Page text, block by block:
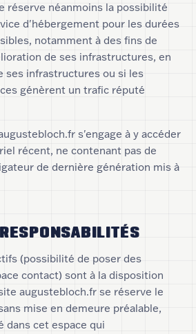
réserve néanmoins la possibilité
d'hébergement pour les durées
notamment à des fins de
de ses infrastructures, en
ses infrastructures ou si les
génèrent un trafic réputé
s'engage à y accéder
récent, ne contenant pas de
de dernière génération mis à
(possibilité de poser des
contact) sont à la disposition
augustebloch.fr se réserve le
mise en demeure préalable,
dans cet espace qui